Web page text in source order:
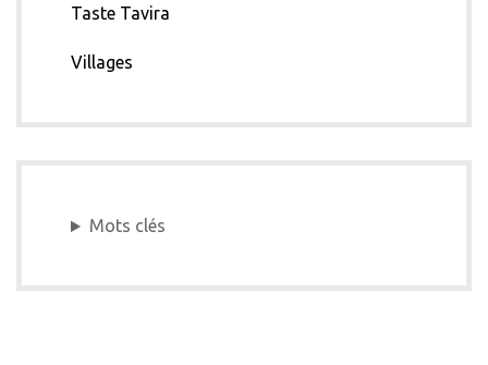
Taste Tavira
Villages
Mots clés